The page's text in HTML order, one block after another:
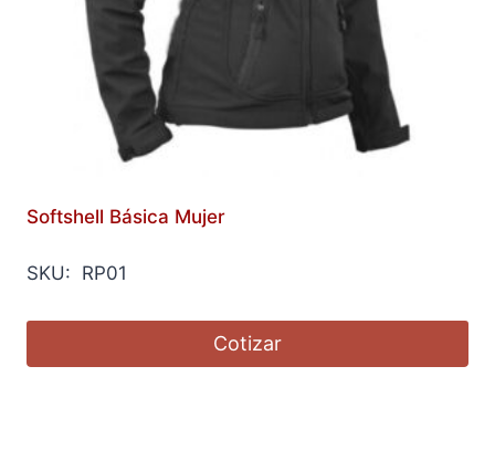
Softshell Básica Mujer
SKU: RP01
Cotizar